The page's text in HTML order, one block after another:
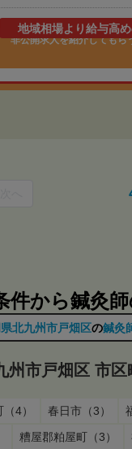
地域相場より給与高
非公開求人を紹介してもら
件から鍼灸
北九州市戸畑区の鍼灸
州市戸畑区 市区
4） 春日市（3）
糟屋郡粕屋町（3）